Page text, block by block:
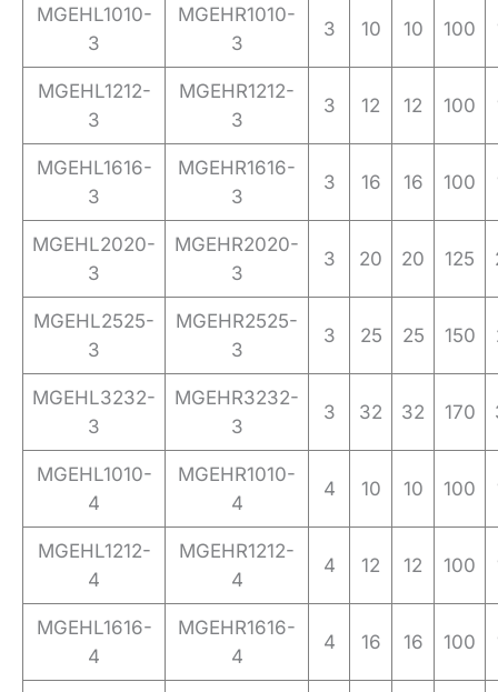
MGEHL1010-
3
MGEHR1010-
3
3 10 10 100
MGEHL1212-
3
MGEHR1212-
3
3 12 12 100
MGEHL1616-
3
MGEHR1616-
3
3 16 16 100
MGEHL2020-
3
MGEHR2020-
3
3 20 20 125
MGEHL2525-
3
MGEHR2525-
3
3 25 25 150
MGEHL3232-
3
MGEHR3232-
3
3 32 32 170
MGEHL1010-
4
MGEHR1010-
4
4 10 10 100
MGEHL1212-
4
MGEHR1212-
4
4 12 12 100
MGEHL1616-
4
MGEHR1616-
4
4 16 16 100